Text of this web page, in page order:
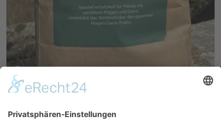
Equibalance GastricRelieve